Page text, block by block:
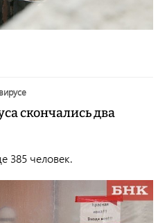
скончались два
385 человек.